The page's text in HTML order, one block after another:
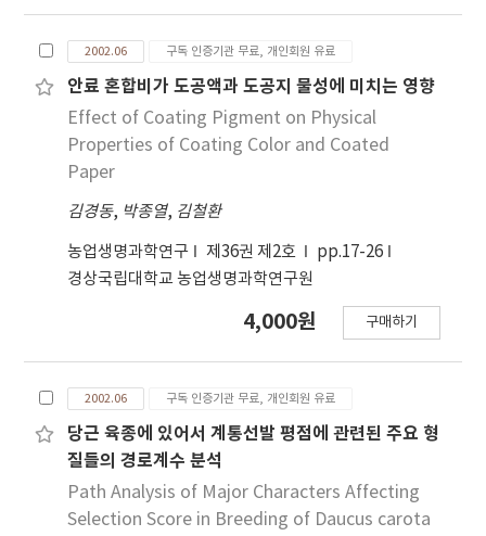
2002.06 구독 인증기관 무료, 개인회원 유료
안료 혼합비가 도공액과 도공지 물성에 미치는 영향
Effect of Coating Pigment on Physical
Properties of Coating Color and Coated
Paper
김경동, 박종열, 김철환
농업생명과학연구 제36권 제2호
pp.17-26
경상국립대학교 농업생명과학연구원
4,000원 구매하기
2002.06 구독 인증기관 무료, 개인회원 유료
당근 육종에 있어서 계통선발 평점에 관련된 주요 형
질들의 경로계수 분석
Path Analysis of Major Characters Affecting
Selection Score in Breeding of Daucus carota